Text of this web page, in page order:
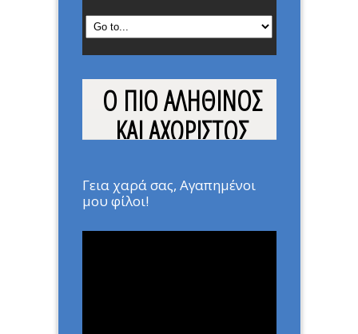
Ο ΠΙΟ ΑΛΗΘΙΝΟΣ
ΚΑΙ ΑΧΩΡΙΣΤΟΣ
ΜΑΣ
ΑΛΗΘΙΝΟΣ ΚΑΙ ΑΧΩΡΙΣΤΟΣ
Γεια χαρά σας, Αγαπημένοι
μου φίλοι!